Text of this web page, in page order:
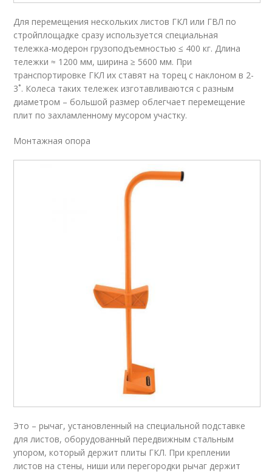
Для перемещения нескольких листов ГКЛ или ГВЛ по
стройплощадке сразу используется специальная
тележка-модерон грузоподъемностью ≤ 400 кг. Длина
тележки ≈ 1200 мм, ширина ≥ 5600 мм. При
транспортировке ГКЛ их ставят на торец с наклоном в 2-
3˚. Колеса таких тележек изготавливаются с разным
диаметром – большой размер облегчает перемещение
плит по захламленному мусором участку.
Монтажная опора
Это – рычаг, установленный на специальной подставке
для листов, оборудованный передвижным стальным
упором, который держит плиты ГКЛ. При креплении
листов на стены, ниши или перегородки рычаг держит